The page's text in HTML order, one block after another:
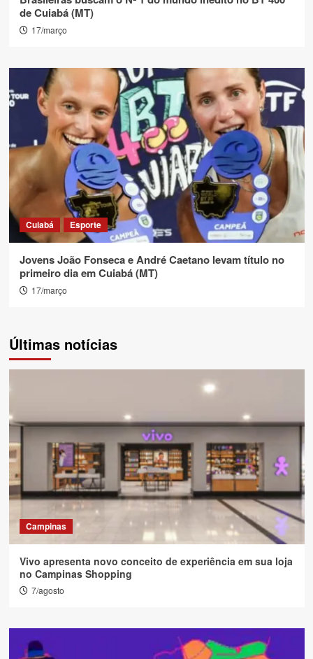
de Cuiabá (MT)
17/março
Cuiabá Esporte
Jovens João Fonseca e André Caetano levam título no
primeiro dia em Cuiabá (MT)
17/março
Últimas notícias
Campinas
Vivo apresenta novo conceito de experiência em sua loja
no Campinas Shopping
7/agosto